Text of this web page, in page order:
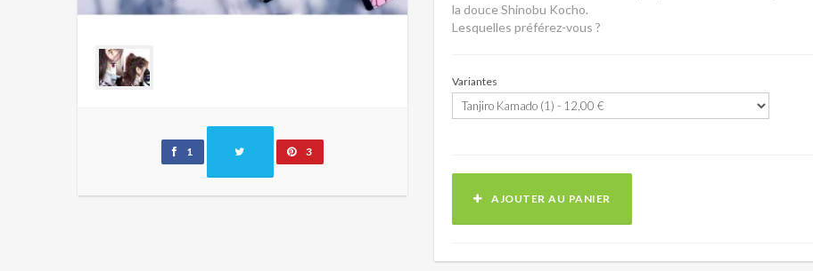
1 3
la douce Shinobu Kocho.
Lesquelles préférez-vous ?
Variantes
AJOUTER AU PANIER